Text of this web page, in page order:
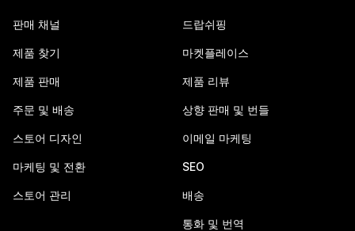
판매 채널
제품 찾기
제품 판매
주문 및 배송
스토어 디자인
마케팅 및 전환
스토어 관리
드랍쉬핑
마켓플레이스
제품 리뷰
상향 판매 및 번들
이메일 마케팅
SEO
배송
통화 및 번역